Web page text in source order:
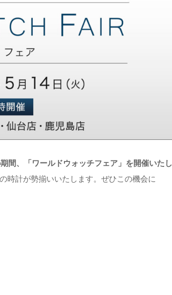
間、「ワールドウォッチフェア」を開催いたし
時計が勢揃いいたします。ぜひこの機会に